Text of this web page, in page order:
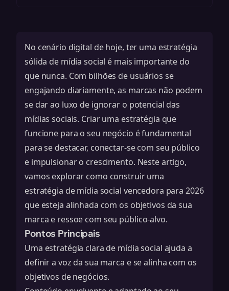
No cenário digital de hoje, ter uma estratégia
sólida de mídia social é mais importante do
que nunca. Com bilhões de usuários se
engajando diariamente, as marcas não podem
se dar ao luxo de ignorar o potencial das
mídias sociais. Criar uma estratégia que
funcione para o seu negócio é fundamental
para se destacar, conectar-se com seu público
e impulsionar o crescimento. Neste artigo,
vamos explorar como construir uma
estratégia de mídia social vencedora para 2026
que esteja alinhada com os objetivos da sua
marca e ressoe com seu público-alvo.
Pontos Principais
Uma estratégia clara de mídia social ajuda a
definir a voz da sua marca e se alinha com os
objetivos de negócios.